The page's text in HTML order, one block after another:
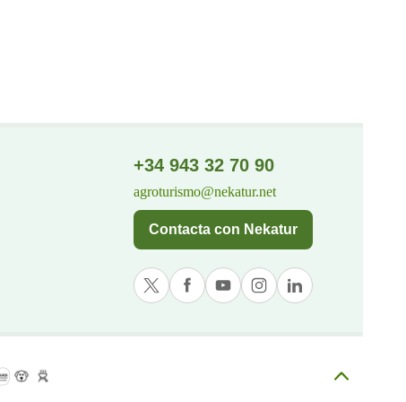
+34 943 32 70 90
agroturismo@nekatur.net
Contacta con Nekatur